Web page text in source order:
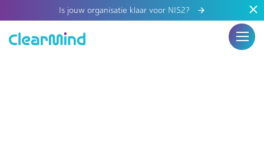
Is jouw organisatie klaar voor NIS2?